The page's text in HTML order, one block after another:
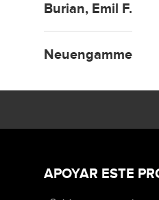
Burian, Emil F.
Neuengamme
APOYAR ESTE